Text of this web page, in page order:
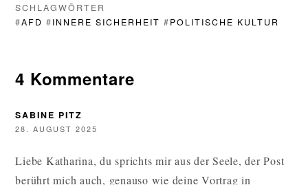
SCHLAGWÖRTER
#AFD #INNERE SICHERHEIT #POLITISCHE KULTUR
4 Kommentare
SABINE PITZ
28. AUGUST 2025
Liebe Katharina, du sprichts mir aus der Seele, der Post
berührt mich auch, genauso wie deine Vortrag in